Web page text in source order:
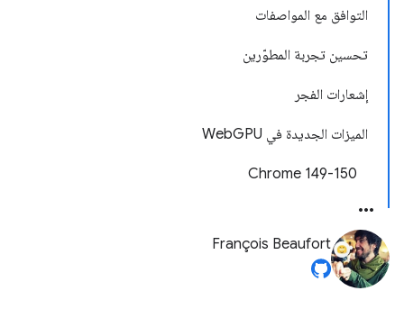
التوافق مع المواصفات
تحسين تجربة المطوّرين
إشعارات الفجر
الميزات الجديدة في WebGPU
‫Chrome 149-150
François Beaufort